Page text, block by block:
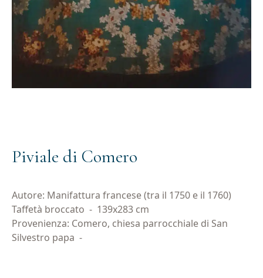
Piviale di Comero
Autore: Manifattura francese (tra il 1750 e il 1760)
Taffetà broccato - 139x283 cm
Provenienza: Comero, chiesa parrocchiale di San
Silvestro papa -